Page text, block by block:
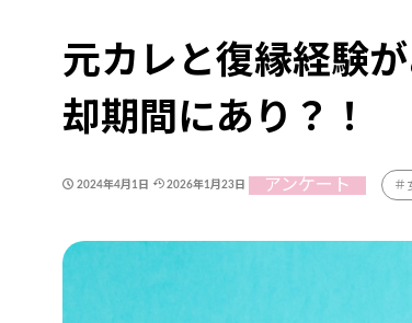
元カレと復縁経験
却期間にあり？！
2024年4月1日 2026年1月23日 アンケート